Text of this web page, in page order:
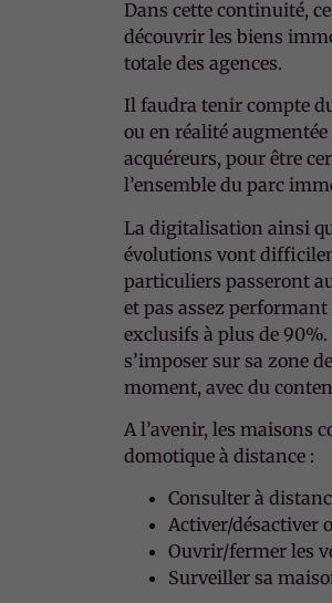
Dans cette continuité,
découvrir les biens
totale des agences.
Il faudra tenir compte
ou en réalité
acquéreurs, pour être
l’ensemble du parc
La digitalisation ainsi
évolutions vont
particuliers passeront
et pas assez
exclusifs à plus de
s’imposer sur sa zone
moment, avec du
A l’avenir, les maisons
domotique à distance :
Consulter à
Activer/désactiver
Ouvrir/fermer les
Surveiller sa